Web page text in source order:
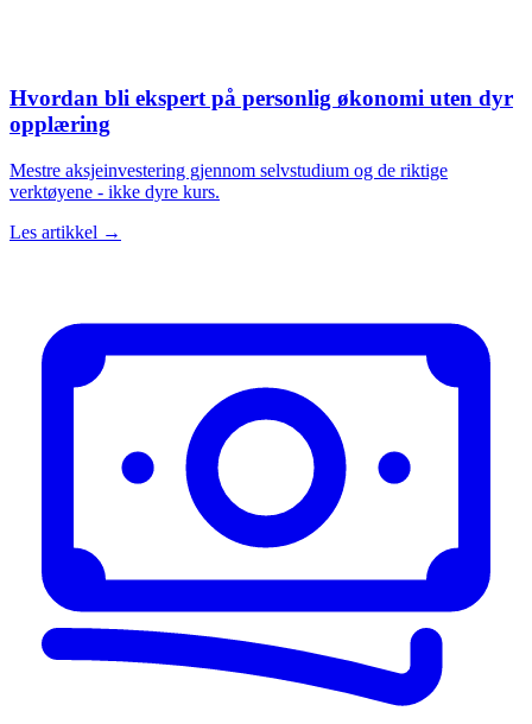
Hvordan bli ekspert på personlig økonomi uten dyr
opplæring
Mestre aksjeinvestering gjennom selvstudium og de riktige
verktøyene - ikke dyre kurs.
Les artikkel →